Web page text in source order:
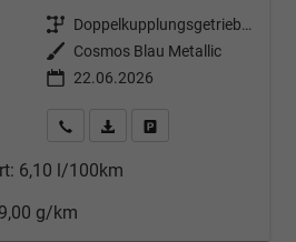
Getriebe
Doppelkupplungsgetriebe (DSG)
Außenfarbe
Cosmos Blau Metallic
22.06.2026
Kontakt & Angebot anfordern
PDF-Datei, Fahrzeugexposé
6,10 l/100km
g/km